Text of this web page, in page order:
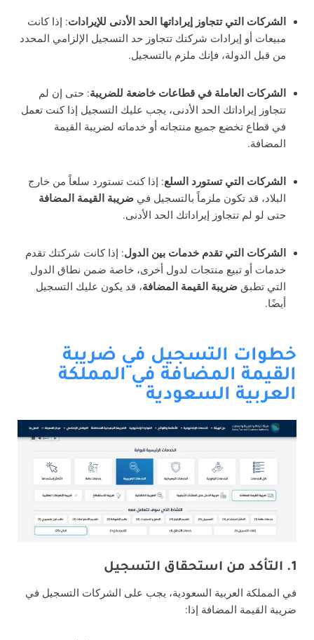
الشركات التي تتجاوز إيراداتها الحد الأدنى للإيرادات: إذا كانت
مبيعات أو إيرادات شركتك تتجاوز حد التسجيل الإلزامي المحدد
من قبل الدولة، فإنك ملزم بالتسجيل.
الشركات العاملة في قطاعات خاضعة للضريبة: حتى إن لم
تتجاوز إيراداتك الحد الأدنى، يجب عليك التسجيل إذا كنت تعمل
في قطاع تخضع جميع منتجاته أو خدماته لضريبة القيمة
المضافة.
الشركات التي تستورد السلع: إذا كنت تستورد سلعاً من خارج
البلاد، قد تكون ملزماً بالتسجيل في ضريبة القيمة المضافة
حتى لو لم تتجاوز إيراداتك الحد الأدنى.
الشركات التي تقدم خدمات بين الدول: إذا كانت شركتك تقدم
خدمات أو تبيع منتجات لدول أخرى، خاصة ضمن نطاق الدول
التي تطبق ضريبة القيمة المضافة، قد يكون عليك التسجيل
أيضًا.
خطوات التسجيل في ضريبة
القيمة المضافة في المملكة
العربية السعودية
1. التأكد من استحقاق التسجيل
في المملكة العربية السعودية، يجب على الشركات التسجيل في
ضريبة القيمة المضافة إذا: